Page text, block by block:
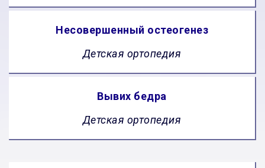
Несовершенный остеогенез
Детская ортопедия
Вывих бедра
Детская ортопедия